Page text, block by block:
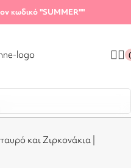
κωδικό "SUMMER""